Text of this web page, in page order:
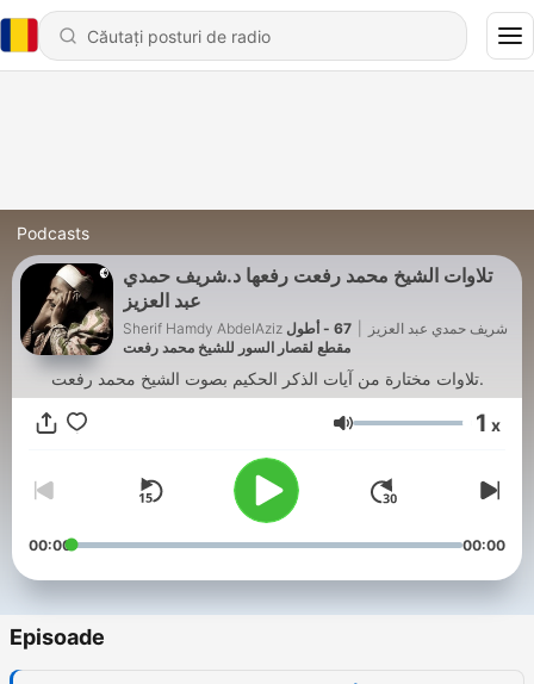
Podcasts
تلاوات الشيخ محمد رفعت رفعها د.شريف حمدي
عبد العزيز
Sherif Hamdy AbdelAziz شريف حمدي عبد العزيز
67 - أطول
مقطع لقصار السور للشيخ محمد رفعت
تلاوات مختارة من آيات الذكر الحكيم بصوت الشيخ محمد رفعت.
Volum 1 x
00:00 00:00
Episoade